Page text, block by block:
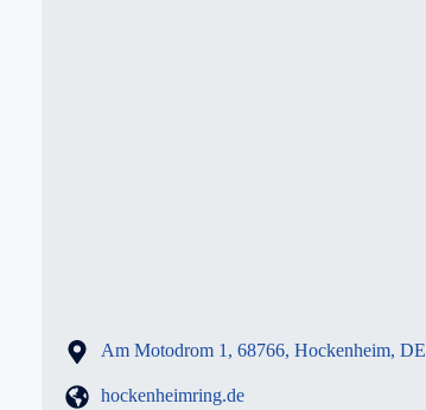
Am Motodrom 1, 68766, Hockenheim, DE
hockenheimring.de